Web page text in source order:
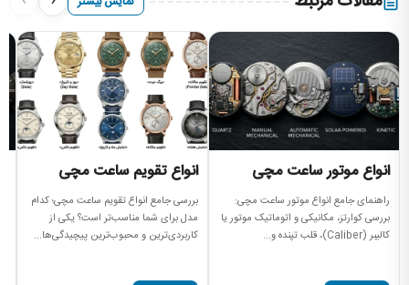
انواع موتور ساعت مچی
راهنمای جامع انواع موتور ساعت مچی:
بررسی کوارتز، مکانیکی و اتوماتیک موتور یا
کالیبر (Caliber)، قلب تپنده و...
انواع تقویم ساعت مچی
بررسی جامع انواع تقویم ساعت مچی؛ کدام
مدل برای شما مناسب‌تر است؟ یکی از
کاربردی‌ترین و محبوب‌ترین پیچیدگی‌ها...